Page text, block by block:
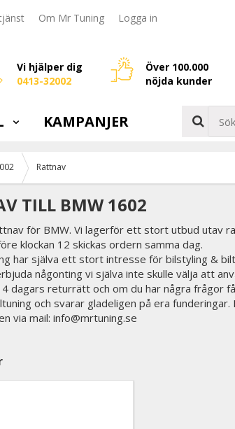
Om Mr Tuning Logga in
Vi hjälper dig
0413-32002
Över 100.000
nöjda kunder
KAMPANJER
Rattnav
TILL BMW 1602
för BMW. Vi lagerför ett stort utbud utav
klockan 12 skickas ordern samma dag.
har själva ett stort intresse för bilstyling &
någonting vi själva inte skulle välja att
dagars returrätt och om du har några frågor
och svarar gladeligen på era
via mail: info@mrtuning.se